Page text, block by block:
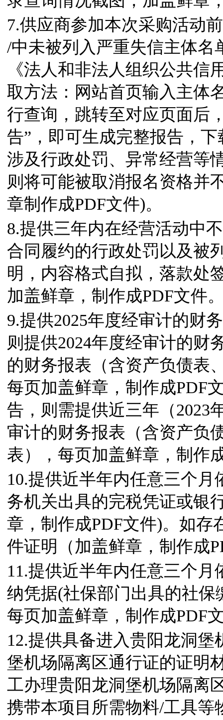
7.供应商参加本次采购活动
/中未被列入严重失信主体名
《法人和非法人组织公共信
取方法：网站首页输入主体
行查询，跳转至对应页面后
告”，即可生成完整报告，
涉及行政处罚、异常经营等
则将可能被取消报名资格并
章制作成PDF文件)。
8.提供三年内在经营活动中
合同履约的行政处罚以及被
明，内容格式自拟，落款处
加盖鲜章，制作成PDF文件
9.提供2025年度经审计的财
则提供2024年度经审计的财
的财务报表（含资产负债表
每页加盖鲜章，制作成PDF
告，则需提供近三年（2023
审计的财务报表（含资产负
表），每页加盖鲜章，制作
10.提供近半年内任意三个
务机关出具的完税凭证或银
章，制作成PDF文件)。如存
件证明（加盖鲜章，制作成
11.提供近半年内任意三个
纳凭据(社保部门出具的社
每页加盖鲜章，制作成PDF
12.提供具备进入贵阳龙洞
堡机场隔离区通行证的证明
工办理贵阳龙洞堡机场隔离
携带本项目所需物料/工具等